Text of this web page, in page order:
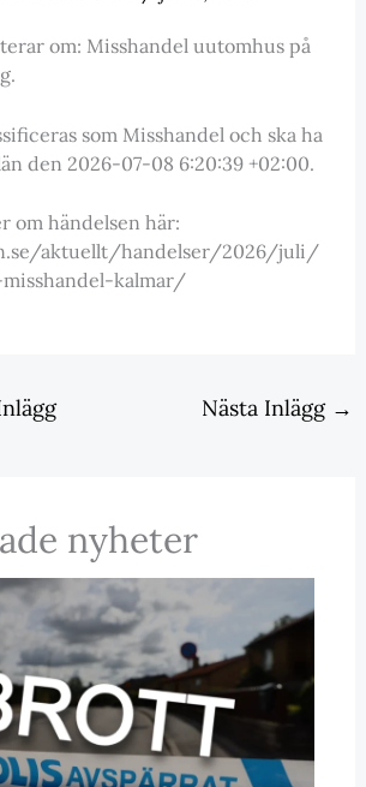
om: Misshandel uutomhus på
som Misshandel och ska ha
den 2026-07-08 6:20:39 +02:00.
om händelsen här:
aktuellt/handelser/2026/juli/
kalmar/
Nästa Inlägg →
nyheter